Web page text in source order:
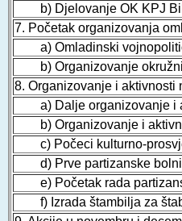
b) Djelovanje OK KPJ
7. Početak organizovanja
a) Omladinski
b) Organizovanje
8. Organizovanje i aktivnosti
a) Dalje organizovanje i
b) Organizovanje i
c) Počeci kulturno-
d) Prve partizanske
e) Početak rada
f) Izrada štambilja za